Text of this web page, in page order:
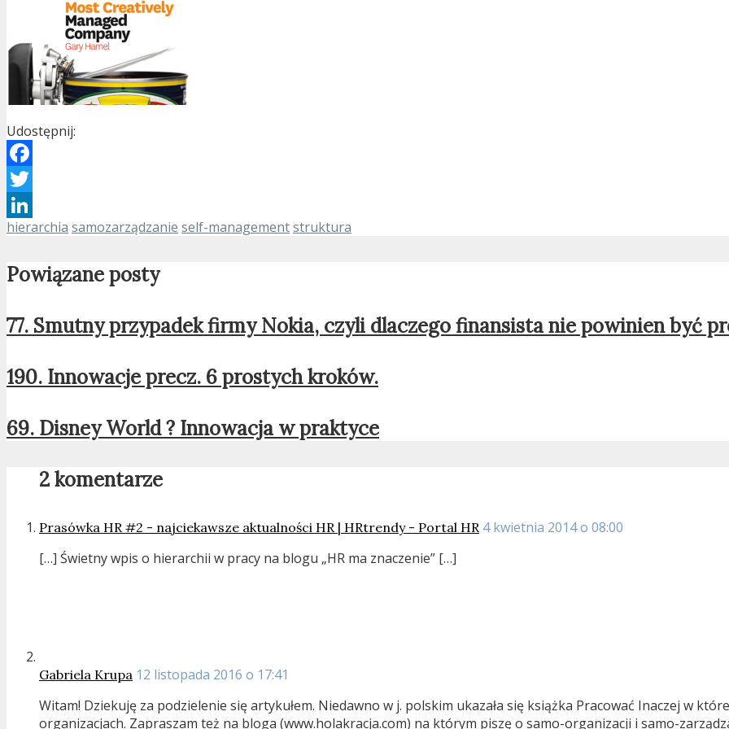
Udostępnij:
Facebook
Twitter
LinkedIn
hierarchia samozarządzanie self-managementstruktura
Powiązane posty
77. Smutny przypadek firmy Nokia, czyli dlaczego finansista nie powinien być
190. Innowacje precz. 6 prostych kroków.
69. Disney World ? Innowacja w praktyce
2 komentarze
Prasówka HR #2 - najciekawsze aktualności HR | HRtrendy - Portal HR 4 kwietnia 2014 o 08:00
[…] Świetny wpis o hierarchii w pracy na blogu „HR ma znaczenie” […]
Gabriela Krupa 12 listopada 2016 o 17:41
Witam! Dziekuję za podzielenie się artykułem. Niedawno w j. polskim ukazała się książka Pracować Inaczej w
organizacjach. Zapraszam też na bloga (www.holakracja.com) na którym piszę o samo-organizacji i samo-